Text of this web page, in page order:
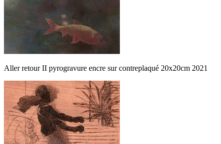
Aller retour II pyrogravure encre sur contreplaqué 20x20cm 2021